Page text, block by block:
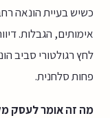
כשיש בעיית הונאה
אימותים, הגבלות.
לחץ רגולטורי סביב
פחות סלחנית.
מה זה אומר לעסק